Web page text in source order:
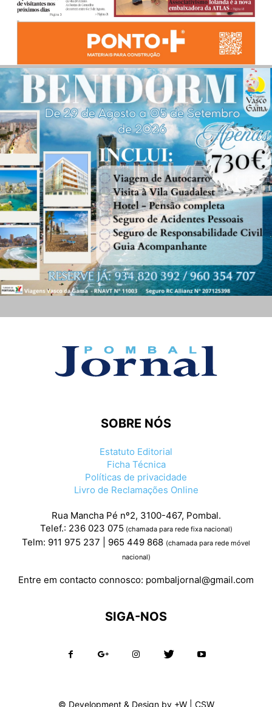
SOBRE NÓS
Estatuto Editorial
Ficha Técnica
Políticas de privacidade
Livro de Reclamações Online
Rua Mancha Pé nº2, 3100-467, Pombal.
Telef.: 236 023 075 (chamada para rede fixa nacional)
Telm: 911 975 237 | 965 449 868 (chamada para rede móvel
nacional)
Entre em contacto connosco: pombaljornal@gmail.com
SIGA-NOS
© Development & Design by +W| CSW